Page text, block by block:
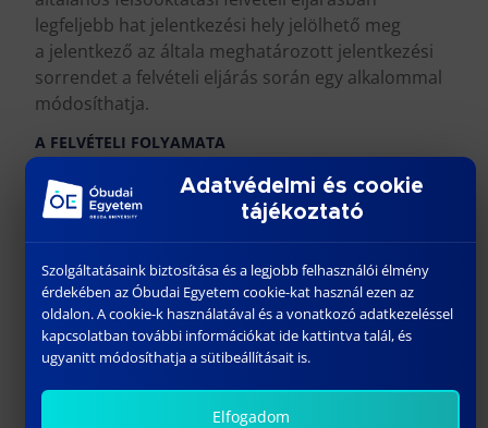
legfeljebb hat jelentkezési hely jelölhető meg
a jelentkező az általa meghatározott jelentkezési
sorrendet a felvételi eljárás során egy alkalommal
módosíthatja.
A FELVÉTELI FOLYAMATA
Adatvédelmi és cookie
tájékoztató
Szolgáltatásaink biztosítása és a legjobb felhasználói élmény
érdekében az Óbudai Egyetem cookie-kat használ ezen az
oldalon. A cookie-k használatával és a vonatkozó adatkezeléssel
kapcsolatban további információkat ide kattintva talál, és
ugyanitt módosíthatja a sütibeállításait is.
Elfogadom